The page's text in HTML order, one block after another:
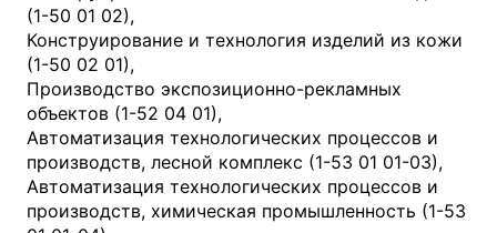
(1-50 01 02),
Конструирование и технология изделий из кожи
(1-50 02 01),
Производство экспозиционно-рекламных
объектов (1-52 04 01),
Автоматизация технологических процессов и
производств, лесной комплекс (1-53 01 01-03),
Автоматизация технологических процессов и
производств, химическая промышленность (1-53